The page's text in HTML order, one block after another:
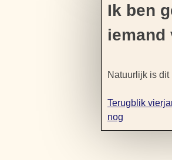
Ik ben
iemand
Natuurlijk is dit
Bericht
Terugblik
nog